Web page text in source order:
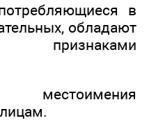
в
обладают
признаками